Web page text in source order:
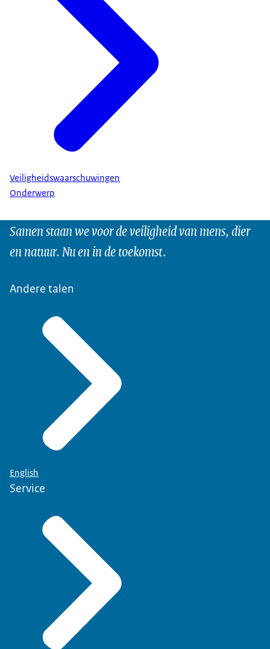
Veiligheidswaarschuwingen
Onderwerp
Samen staan we voor de veiligheid van mens, dier
en natuur. Nu en in de toekomst.
Andere talen
English
Service